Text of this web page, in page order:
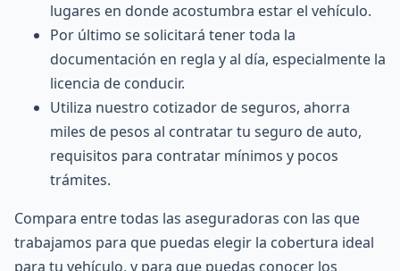
lugares en donde acostumbra estar el vehículo.
Por último se solicitará tener toda la
documentación en regla y al día, especialmente la
licencia de conducir.
Utiliza nuestro cotizador de seguros, ahorra
miles de pesos al contratar tu seguro de auto,
requisitos para contratar mínimos y pocos
trámites.
Compara entre todas las aseguradoras con las que
trabajamos para que puedas elegir la cobertura ideal
para tu vehículo, y para que puedas conocer los